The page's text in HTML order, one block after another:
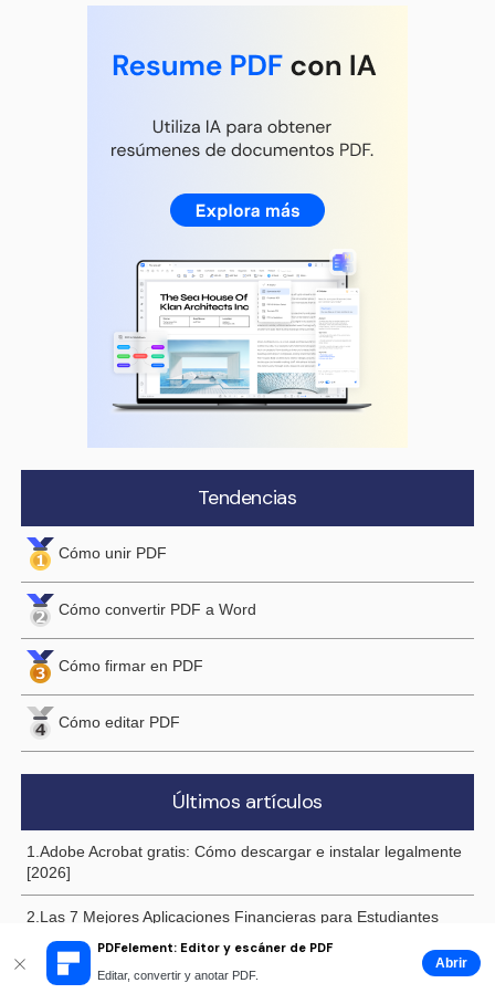
PDFelement: Editor y escáner de PDF
Editar, convertir y anotar PDF.
Abrir
Tendencias
Cómo unir PDF
Cómo convertir PDF a Word
Cómo firmar en PDF
Cómo editar PDF
Últimos artículos
1.Adobe Acrobat gratis: Cómo descargar e instalar legalmente
[2026]
2.Las 7 Mejores Aplicaciones Financieras para Estudiantes
que te Ayudarán a Administrar tu Dinero
3.12 Aplicaciones de Organización en 2026 para Que los